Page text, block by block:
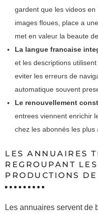
gardent que les videos
images floues, place a
met en valeur la beaute
La langue francaise
et les descriptions
eviter les erreurs de
automatique souvent
Le renouvellement
entrees viennent enrichir
chez les abonnés les plus
LES ANNUAIRES
REGROUPANT
PRODUCTIONS
Les annuaires servent de